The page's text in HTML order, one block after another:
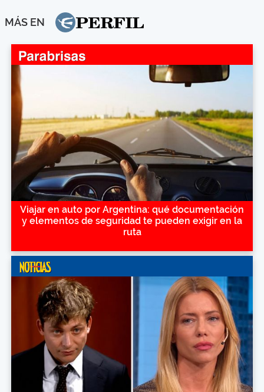
MÁS EN
Viajar en auto por Argentina: qué documentación
y elementos de seguridad te pueden exigir en la
ruta